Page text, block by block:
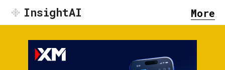
InsightAI More